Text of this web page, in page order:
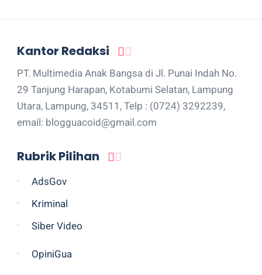
Kantor Redaksi
PT. Multimedia Anak Bangsa di Jl. Punai Indah No.
29 Tanjung Harapan, Kotabumi Selatan, Lampung
Utara, Lampung, 34511, Telp : (0724) 3292239,
email: blogguacoid@gmail.com
Rubrik Pilihan
AdsGov
Kriminal
Siber Video
OpiniGua